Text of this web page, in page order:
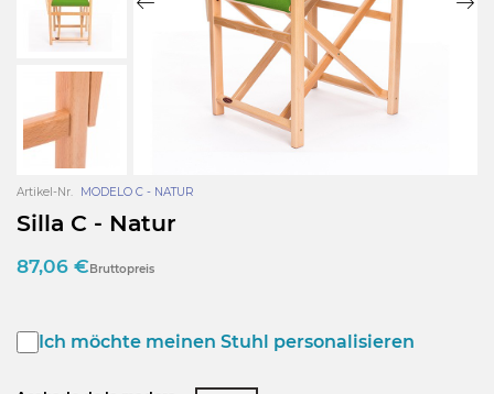
Artikel-Nr. MODELO C - NATUR
Silla C - Natur
87,06 € Bruttopreis
Ich möchte meinen Stuhl personalisieren